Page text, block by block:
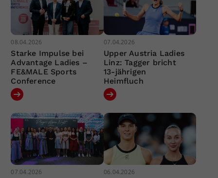
08.04.2026
Starke Impulse bei
Advantage Ladies –
FE&MALE Sports
Conference
07.04.2026
Upper Austria Ladies
Linz: Tagger bricht
13-jährigen
Heimfluch
07.04.2026 06.04.2026